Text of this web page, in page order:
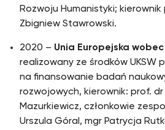
Rozwoju Humanistyki;
Zbigniew Stawrowski.
2020 – Unia Europejska
realizowany ze środków UKSW
na finansowanie badań
rozwojowych, kierownik: prof.
Mazurkiewicz, członkowie
Urszula Góral, mgr Patrycja